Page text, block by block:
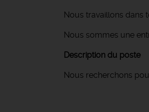
Nous travaillons dans
Nous sommes une
Description du poste
Nous recherchons